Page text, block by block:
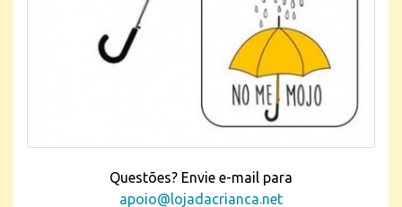
Questões? Envie e-mail para
apoio@lojadacrianca.net